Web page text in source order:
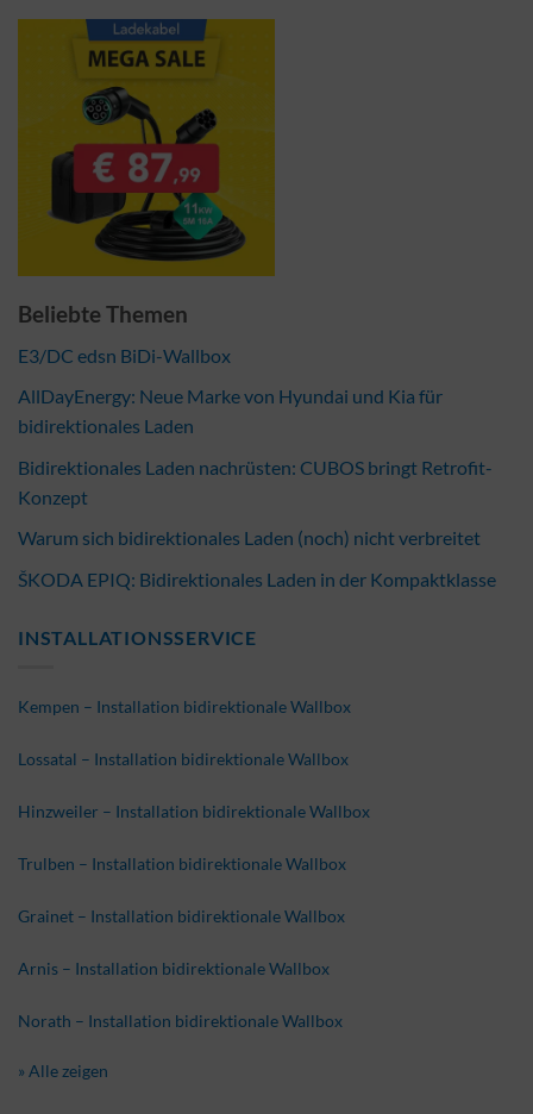
Beliebte Themen
E3/DC edsn BiDi-Wallbox
AllDayEnergy: Neue Marke von Hyundai und Kia für
bidirektionales Laden
Bidirektionales Laden nachrüsten: CUBOS bringt Retrofit-
Konzept
Warum sich bidirektionales Laden (noch) nicht verbreitet
ŠKODA EPIQ: Bidirektionales Laden in der Kompaktklasse
INSTALLATIONSSERVICE
Kempen – Installation bidirektionale Wallbox
Lossatal – Installation bidirektionale Wallbox
Hinzweiler – Installation bidirektionale Wallbox
Trulben – Installation bidirektionale Wallbox
Grainet – Installation bidirektionale Wallbox
Arnis – Installation bidirektionale Wallbox
Norath – Installation bidirektionale Wallbox
» Alle zeigen